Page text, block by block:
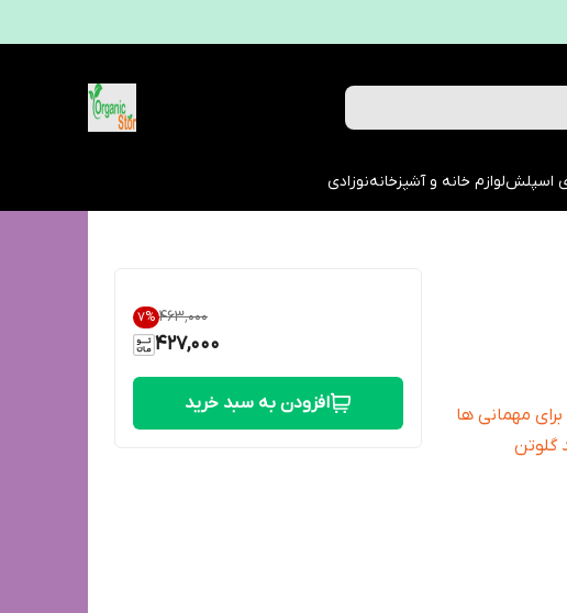
اسپلشلوازم خانه و آشپزخانهنوزادی
مهمانی ها
گلوتن
۴۶۳٬۰۰۰ 7%
427,000
افزودن به سبد خرید